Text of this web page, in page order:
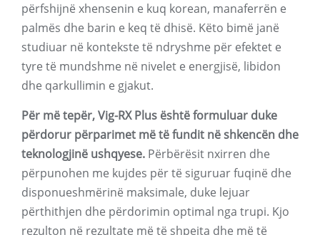
përfshijnë xhensenin e kuq korean, manaferrën e
palmës dhe barin e keq të dhisë. Këto bimë janë
studiuar në kontekste të ndryshme për efektet e
tyre të mundshme në nivelet e energjisë, libidon
dhe qarkullimin e gjakut.
Për më tepër, Vig-RX Plus është formuluar duke
përdorur përparimet më të fundit në shkencën dhe
teknologjinë ushqyese. Përbërësit nxirren dhe
përpunohen me kujdes për të siguruar fuqinë dhe
disponueshmërinë maksimale, duke lejuar
përthithjen dhe përdorimin optimal nga trupi. Kjo
rezulton në rezultate më të shpejta dhe më të